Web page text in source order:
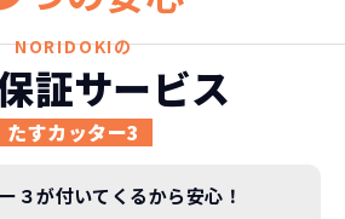
NORIDOKIの
証サービス
たすカッター3
３が付いてくるから安心！